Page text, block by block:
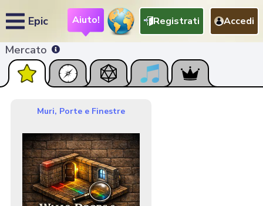
Epic Aiuto! Registrati Accedi
Mercato
Muri, Porte e Finestre